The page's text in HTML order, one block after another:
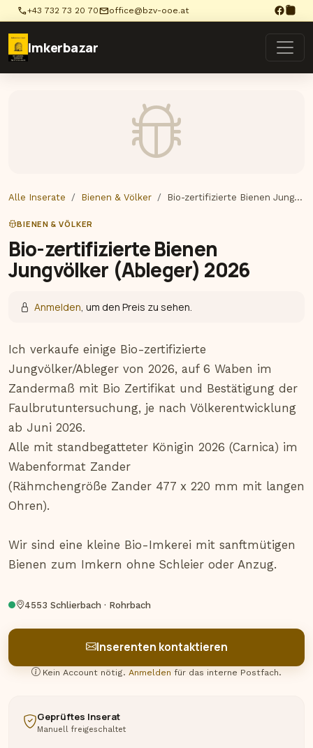
phone+43 732 73 20 70mailoffice@bzv-ooe.at
Imkerbazar
Alle Inserate Bienen & Völker Bio-zertifizierte Bienen Jung…
BIENEN & VÖLKER
Bio-zertifizierte Bienen
Jungvölker (Ableger) 2026
Anmelden, um den Preis zu sehen.
Ich verkaufe einige Bio-zertifizierte
Jungvölker/Ableger von 2026, auf 6 Waben im
Zandermaß mit Bio Zertifikat und Bestätigung der
Faulbrutuntersuchung, je nach Völkerentwicklung
ab Juni 2026.
Alle mit standbegatteter Königin 2026 (Carnica) im
Wabenformat Zander
(Rähmchengröße Zander 477 x 220 mm mit langen
Ohren).
Wir sind eine kleine Bio-Imkerei mit sanftmütigen
Bienen zum Imkern ohne Schleier oder Anzug.
4553 Schlierbach · Rohrbach
Inserenten kontaktieren
Kein Account nötig. Anmelden für das interne Postfach.
Geprüftes Inserat
Manuell freigeschaltet